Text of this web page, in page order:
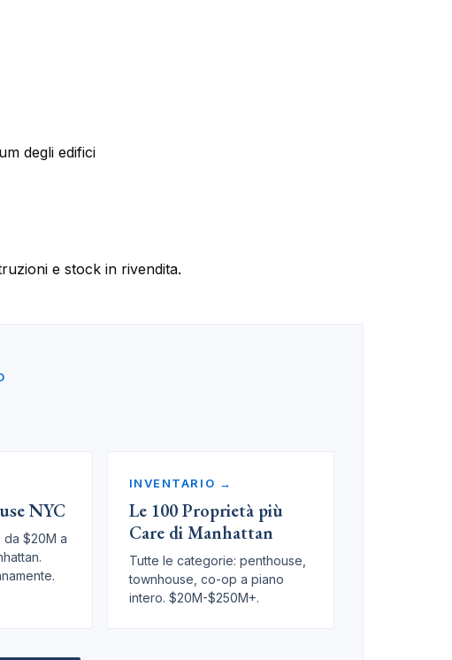
degli edifici
e stock in rivendita.
NYC
$20M a
INVENTARIO →
Le 100 Proprietà più
Care di Manhattan
Tutte le categorie: penthouse,
townhouse, co-op a piano
intero. $20M-$250M+.